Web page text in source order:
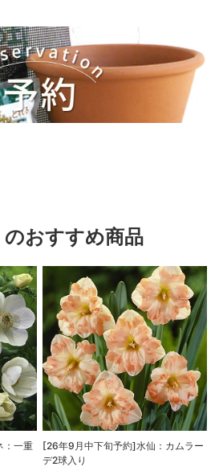
おすすめ商品
：一重
[26年9月中下旬予約]水仙：カムラー
デ2球入り